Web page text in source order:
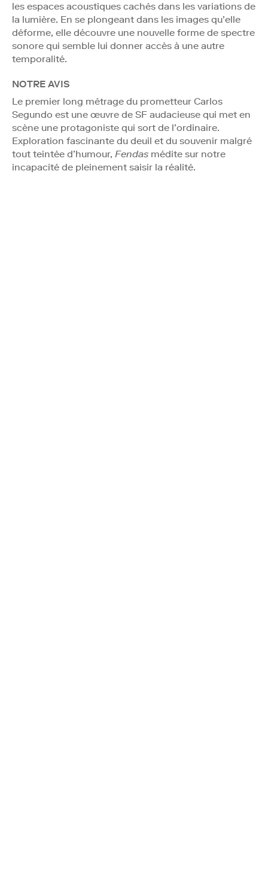
les espaces acoustiques cachés dans les variations de
la lumière. En se plongeant dans les images qu’elle
déforme, elle découvre une nouvelle forme de spectre
sonore qui semble lui donner accès à une autre
temporalité.
NOTRE AVIS
Le premier long métrage du prometteur Carlos
Segundo est une œuvre de SF audacieuse qui met en
scène une protagoniste qui sort de l’ordinaire.
Exploration fascinante du deuil et du souvenir malgré
tout teintée d’humour, Fendas médite sur notre
incapacité de pleinement saisir la réalité.